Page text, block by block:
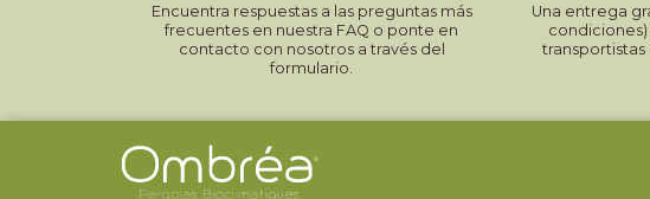
Encuentra respuestas a las preguntas más
frecuentes en nuestra FAQ o ponte en
contacto con nosotros a través del
formulario.
Una entrega